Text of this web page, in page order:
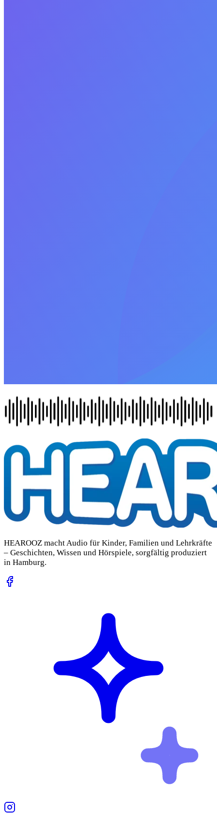
HEAROOZ macht Audio für Kinder, Familien und Lehrkräfte
– Geschichten, Wissen und Hörspiele, sorgfältig produziert
in Hamburg.